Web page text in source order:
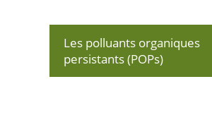
Les polluants organiques
persistants (POPs)